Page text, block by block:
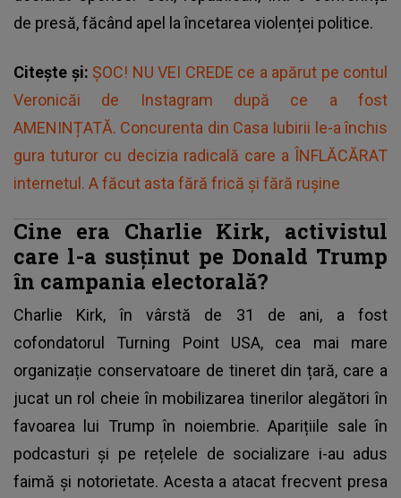
de presă, făcând apel la încetarea violenței politice.
Citește și: ȘOC! NU VEI CREDE ce a apărut pe contul
Veronicăi de Instagram după ce a fost
AMENINȚATĂ. Concurenta din Casa Iubirii le-a închis
gura tuturor cu decizia radicală care a ÎNFLĂCĂRAT
internetul. A făcut asta fără frică și fără rușine
Cine era Charlie Kirk, activistul
care l-a susținut pe Donald Trump
în campania electorală?
Charlie Kirk, în vârstă de 31 de ani, a fost
cofondatorul Turning Point USA, cea mai mare
organizație conservatoare de tineret din țară, care a
jucat un rol cheie în mobilizarea tinerilor alegători în
favoarea lui Trump în noiembrie. Aparițiile sale în
podcasturi și pe rețelele de socializare i-au adus
faimă și notorietate. Acesta a atacat frecvent presa